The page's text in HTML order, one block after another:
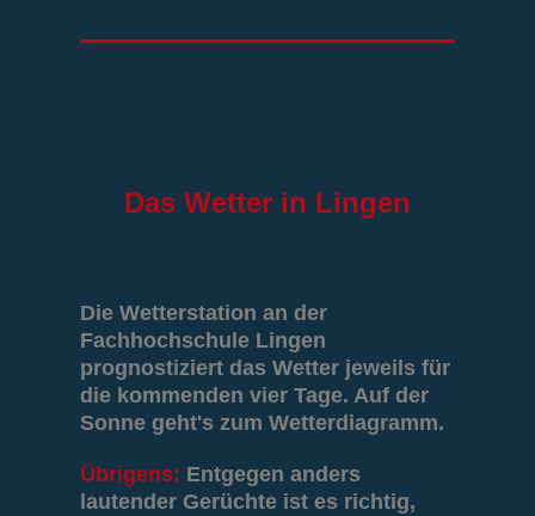
Das Wetter in Lingen
Die Wetterstation an der
Fachhochschule Lingen
prognostiziert das Wetter jeweils für
die kommenden vier Tage. Auf der
Sonne geht's zum Wetterdiagramm.
Übrigens: Entgegen anders
lautender Gerüchte ist es richtig,